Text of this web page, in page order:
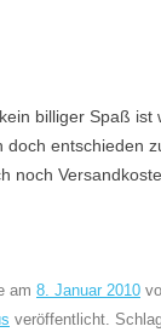
billiger Spaß ist
doch entschieden
noch
am 8. Januar 2010
veröffentlicht.